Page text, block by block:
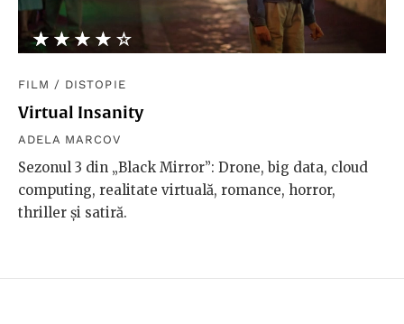
★★★★★
☆☆☆☆☆
FILM / DISTOPIE
Virtual Insanity
ADELA MARCOV
Sezonul 3 din „Black Mirror”: Drone, big data, cloud
computing, realitate virtuală, romance, horror,
thriller şi satiră.